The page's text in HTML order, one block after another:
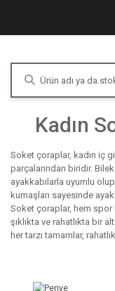
Kadın
Soket çoraplar, kadın iç
parçalarından biridir.
ayakkabılarla uyumlu
kumaşları sayesinde
Soket çoraplar, hem
şıklıkta ve rahatlıkta bir
her tarzı tamamlar,